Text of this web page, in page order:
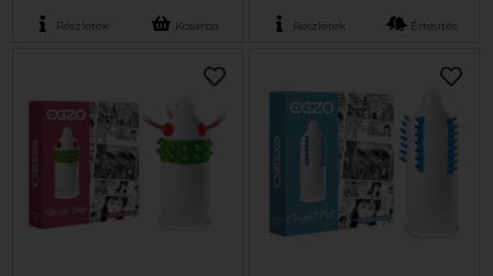
Részletek Kosárba Részletek Értesítés